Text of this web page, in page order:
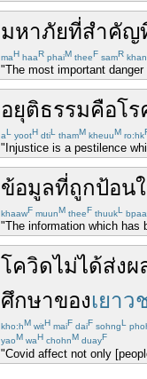
มหาภัยที่สำคัญ
maH haaR phaiM theeF samR khan
"The most important
อยุติธรรมคือโร
aL yootH dtiL thamM kheuuM ro:hk
"Injustice is a pestilence
ข้อมูลที่ถูกป้อน
khaawF muunM theeF thuukL
"The information which has
โควิดไม่ได้ส่งผ
ศึกษาของเยาว
kho:hM witH maiF daiF sohngL
yaoM waH chohnM duayF
"Covid affect not only